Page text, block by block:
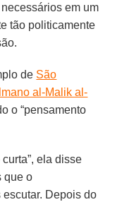
em um
tão politicamente
de São
al-Malik al-
o “pensamento
ela disse
que o
Depois do